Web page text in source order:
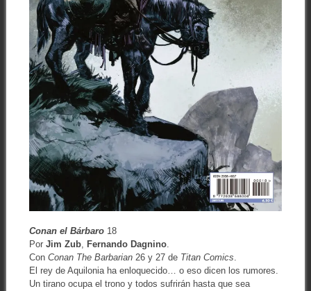
Conan el Bárbaro18
Por Jim Zub, Fernando Dagnino.
Con Conan The Barbarian26 y 27 de Titan Comics.
El rey de Aquilonia ha enloquecido… o eso dicen los rumores.
Un tirano ocupa el trono y todos sufrirán hasta que sea